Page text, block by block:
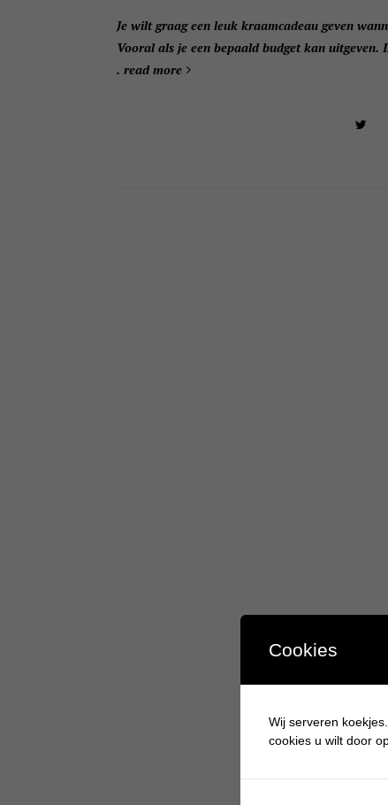
Je wilt graag een leuk kraamcadeau geven
Vooral als je een bepaald budget kan
. read more
Cookies
Wij serveren
cookies u wilt door